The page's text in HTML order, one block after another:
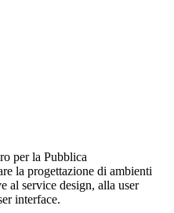
per la Pubblica
la progettazione di ambienti
al service design, alla user
interface.